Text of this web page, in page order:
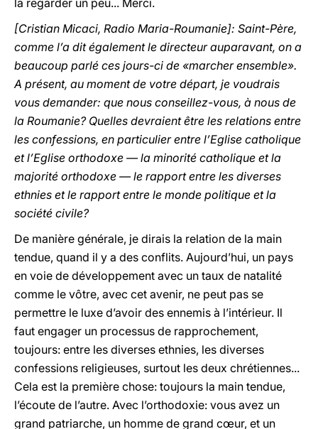
la regarder un peu... Merci.
[Cristian Micaci, Radio Maria-Roumanie]: Saint-Père,
comme l’a dit également le directeur auparavant, on a
beaucoup parlé ces jours-ci de «marcher ensemble».
A présent, au moment de votre départ, je voudrais
vous demander: que nous conseillez-vous, à nous de
la Roumanie? Quelles devraient être les relations entre
les confessions, en particulier entre l’Eglise catholique
et l’Eglise orthodoxe — la minorité catholique et la
majorité orthodoxe — le rapport entre les diverses
ethnies et le rapport entre le monde politique et la
société civile?
De manière générale, je dirais la relation de la main
tendue, quand il y a des conflits. Aujourd’hui, un pays
en voie de développement avec un taux de natalité
comme le vôtre, avec cet avenir, ne peut pas se
permettre le luxe d’avoir des ennemis à l’intérieur. Il
faut engager un processus de rapprochement,
toujours: entre les diverses ethnies, les diverses
confessions religieuses, surtout les deux chrétiennes...
Cela est la première chose: toujours la main tendue,
l’écoute de l’autre. Avec l’orthodoxie: vous avez un
grand patriarche, un homme de grand cœur, et un